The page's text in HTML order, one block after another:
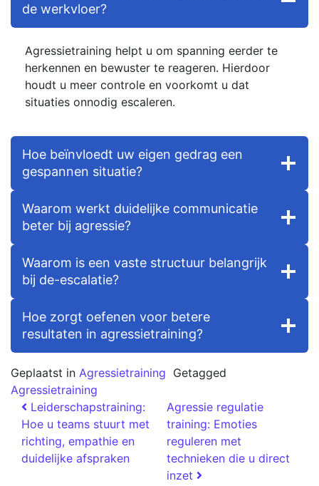
de werkvloer?
Agressietraining helpt u om spanning eerder te
herkennen en bewuster te reageren. Hierdoor
houdt u meer controle en voorkomt u dat
situaties onnodig escaleren.
Hoe beïnvloedt uw eigen gedrag een
gespannen situatie?
Waarom werkt duidelijke communicatie
beter bij agressie?
Waarom is een vaste structuur belangrijk
bij de-escalatie?
Hoe zorgt oefenen voor betere
resultaten in agressietraining?
Geplaatst in Agressietraining Getagged
Agressietraining
Leiderschapstraining:
Hoe u teams stuurt met
richting, empathie en
duidelijke afspraken
Agressie regulatie
training: Emoties
reguleren met
technieken die u direct
inzet